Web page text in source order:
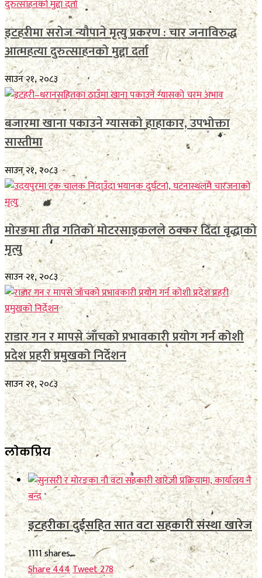
इटहरीमा सरोज न्यौपाने मृत्यु प्रकरण : चार जनाविरुद्ध
आत्महत्या दुरुत्साहनको मुद्दा दर्ता
साउन २१, २०८३
बजारमा खाना पकाउने ग्यासको हाहाकार, उपभोक्ता
सास्तीमा
साउन २१, २०८३
मोरङमा तीव्र गतिको मोटरसाइकलले ठक्कर दिँदा वृद्धाको
मृत्यु
साउन २१, २०८३
राडार गन र मापसे जाँचको प्रभावकारी प्रयोग गर्न कोशी
प्रदेश प्रहरी प्रमुखको निर्देशन
साउन २१, २०८३
लाेकप्रिय
इटहरीका दुईसहित सात वटा सहकारी संस्था खारेज
1111 shares
Share444Tweet278